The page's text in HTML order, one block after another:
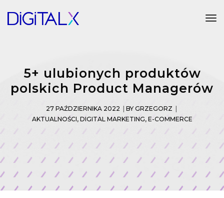
5+ ulubionych produktów
polskich Product Managerów
27 PAŹDZIERNIKA 2022 BYGRZEGORZ
AKTUALNOŚCI, DIGITAL MARKETING, E-COMMERCE